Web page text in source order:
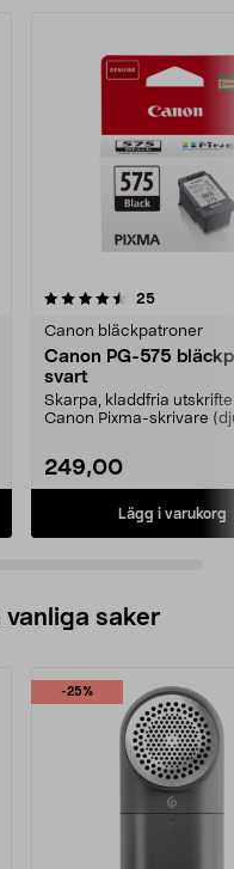
25recensioner
Canon bläckpatroner
Canon PG-575
svart
Skarpa, kladdfria
Canon Pixma-skrivare
249,00
Lägg i varukorg
4.5 av 5 stjärnor
saker
-25%